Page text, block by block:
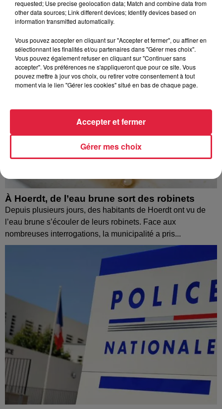
À découvrir également
À Hoerdt, de l’eau brune sort des robinets
Depuis plusieurs jours, des habitants de Hoerdt ont vu de
l’eau brune s’écouler de leurs robinets. Face aux
nombreuses interrogations, la municipalité a pris...
requested; Use precise geolocation data; Match and combine data from
other data sources; Link different devices; Identify devices based on
information transmitted automatically.
Vous pouvez accepter en cliquant sur "Accepter et fermer", ou affiner en
sélectionnant les finalités et/ou partenaires dans "Gérer mes choix".
Vous pouvez également refuser en cliquant sur "Continuer sans
accepter". Vos préférences ne s'appliqueront que pour ce site. Vous
pouvez mettre à jour vos choix, ou retirer votre consentement à tout
moment via le lien "Gérer les cookies" situé en bas de chaque page.
Gérer mes choix
Accepter et fermer